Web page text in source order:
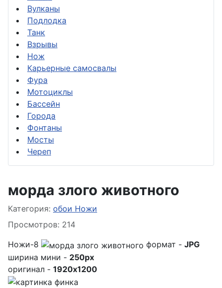
Вулканы
Подлодка
Танк
Взрывы
Нож
Карьерные самосвалы
Фура
Мотоциклы
Бассейн
Города
Фонтаны
Мосты
Череп
морда злого животного
Информация о материале
Категория: обои Ножи
Просмотров: 214
Ножи-8
формат - JPG
ширина мини - 250px
оригинал - 1920x1200